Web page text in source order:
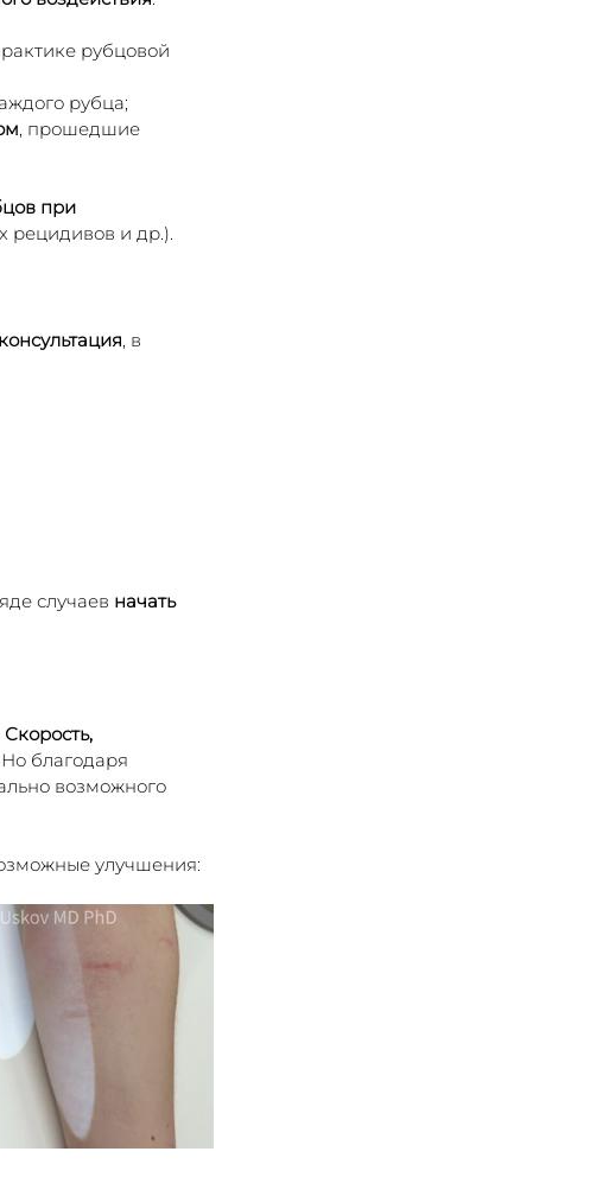
рубцовой
рубца;
, прошедшие
при
рецидивов и др.).
, в
случаев начать
Скорость,
Но благодаря
возможного
улучшения: